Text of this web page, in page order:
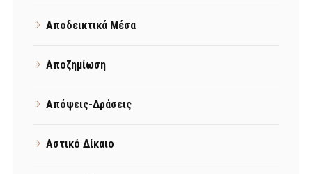
Αποδεικτικά Μέσα
Αποζημίωση
Απόψεις-Δράσεις
Αστικό Δίκαιο